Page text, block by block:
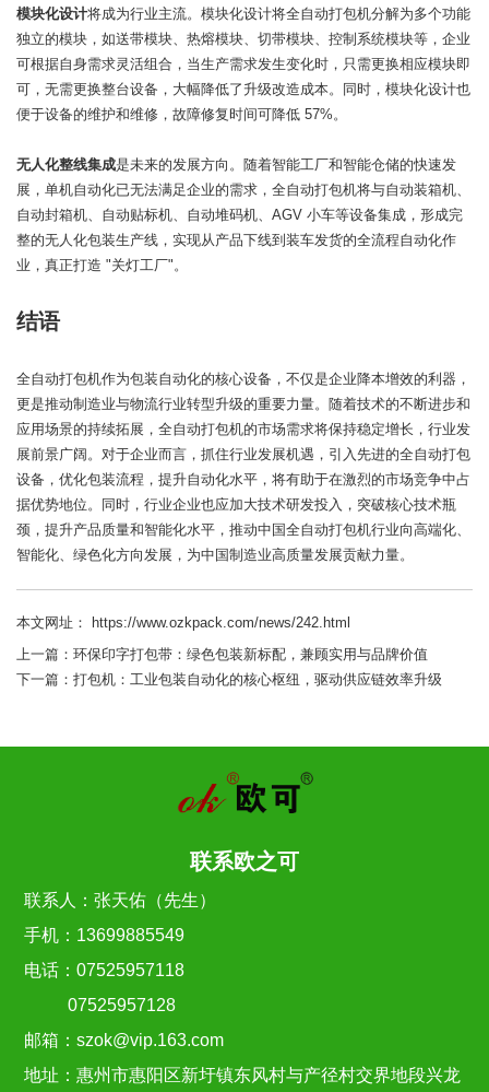
模块化设计将成为行业主流。模块化设计将全自动打包机分解为多个功能
独立的模块，如送带模块、热熔模块、切带模块、控制系统模块等，企业
可根据自身需求灵活组合，当生产需求发生变化时，只需更换相应模块即
可，无需更换整台设备，大幅降低了升级改造成本。同时，模块化设计也
便于设备的维护和维修，故障修复时间可降低 57%。
无人化整线集成是未来的发展方向。随着智能工厂和智能仓储的快速发
展，单机自动化已无法满足企业的需求，全自动打包机将与自动装箱机、
自动封箱机、自动贴标机、自动堆码机、AGV 小车等设备集成，形成完
整的无人化包装生产线，实现从产品下线到装车发货的全流程自动化作
业，真正打造 "关灯工厂"。
结语
全自动打包机作为包装自动化的核心设备，不仅是企业降本增效的利器，
更是推动制造业与物流行业转型升级的重要力量。随着技术的不断进步和
应用场景的持续拓展，全自动打包机的市场需求将保持稳定增长，行业发
展前景广阔。对于企业而言，抓住行业发展机遇，引入先进的全自动打包
设备，优化包装流程，提升自动化水平，将有助于在激烈的市场竞争中占
据优势地位。同时，行业企业也应加大技术研发投入，突破核心技术瓶
颈，提升产品质量和智能化水平，推动中国全自动打包机行业向高端化、
智能化、绿色化方向发展，为中国制造业高质量发展贡献力量。
本文网址： https://www.ozkpack.com/news/242.html
上一篇： 环保印字打包带：绿色包装新标配，兼顾实用与品牌价值
下一篇： 打包机：工业包装自动化的核心枢纽，驱动供应链效率升级
联系欧之可
联系人：张天佑（先生）
手机：13699885549
电话：07525957118
07525957128
邮箱：szok@vip.163.com
地址：惠州市惠阳区新圩镇东风村与产径村交界地段兴龙